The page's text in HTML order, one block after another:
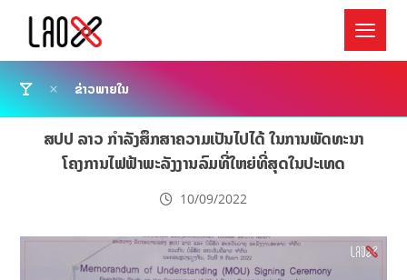
ຂ່າວພາຍໃນ
ສປປ ລາວ ກຳລັງສຶກສາຄວາມເປັນໄປໄດ້ ໃນການພັດທະນາ
ໂຄງການໄຟຟ້າພະລັງງານລົມທີ່ໃຫຍ່ທີ່ສຸດໃນປະເທດ
10/09/2022